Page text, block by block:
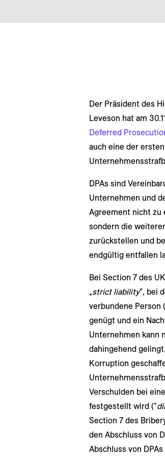
Der Präsident des
Leveson hat am
Deferred
auch eine der
DPAs sind
Unternehmen und
Agreement nicht zu
sondern die
zurückstellen und
endgültig entfallen
Bei Section 7 des
„strict liability”, bei
verbundene Person
genügt und ein
Unternehmen kann
dahingehend
Korruption
Verschulden bei
festgestellt wird ("
Section 7 des
den Abschluss von
Abschluss von